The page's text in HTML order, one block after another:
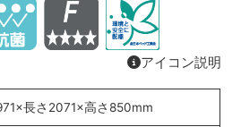
アイコン説明
長さ2071×高さ850mm